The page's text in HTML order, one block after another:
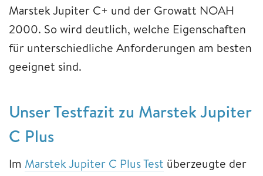
Marstek Jupiter C+ und der Growatt NOAH
2000. So wird deutlich, welche Eigenschaften
für unterschiedliche Anforderungen am besten
geeignet sind.
Unser Testfazit zu Marstek Jupiter
C Plus
Im Marstek Jupiter C Plus Test überzeugte der